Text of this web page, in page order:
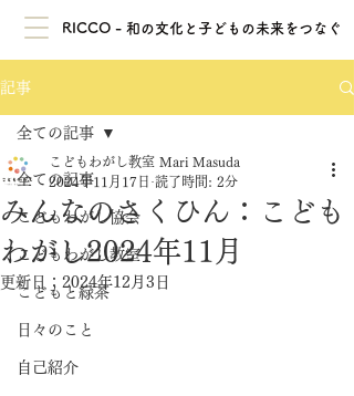
RICCO - 和の文化と子どもの未来をつなぐ
記事
全ての記事
こどもわがし協会
こどもわがし教室
こどもと緑茶
日々のこと
自己紹介
全ての記事
みんなのさくひん：こども
わがし2024年11月
こどもわがし教室 Mari Masuda
2024年11月17日 読了時間: 2分
更新日： 2024年12月3日